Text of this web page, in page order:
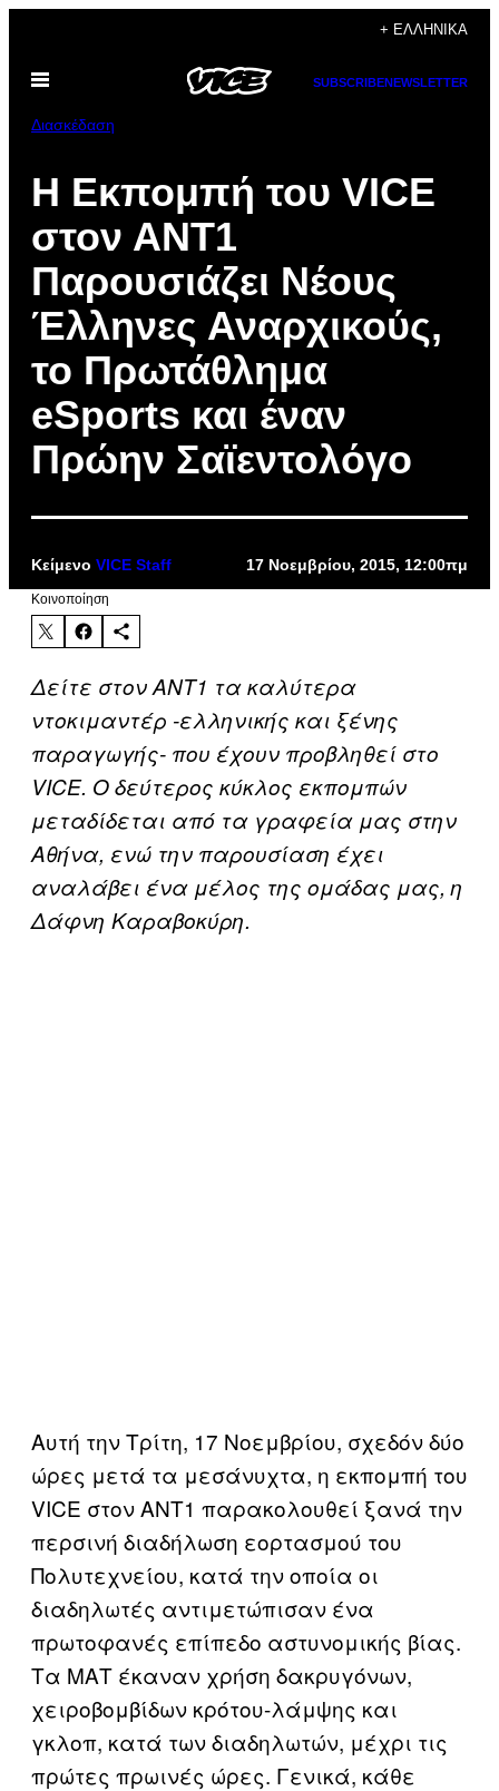
περιεχόμενο
+ ΕΛΛΗΝΙΚΆ
Ανοίξτε
SUBSCRIBENEWSLETTER
Διασκέδαση
Η Εκπομπή του VICE
στον ΑΝΤ1
Παρουσιάζει Νέους
Έλληνες Αναρχικούς,
το Πρωτάθλημα
eSports και έναν
Πρώην Σαϊεντολόγο
Κείμενο VICE Staff 17 Νοεμβρίου, 2015, 12:00πμ
Kοινοποίηση
Δείτε στον ΑΝΤ1 τα καλύτερα
ντοκιμαντέρ -ελληνικής και ξένης
παραγωγής- που έχουν προβληθεί στο
VICE. Ο δεύτερος κύκλος εκπομπών
μεταδίδεται από τα γραφεία μας στην
Αθήνα, ενώ την παρουσίαση έχει
αναλάβει ένα μέλος της ομάδας μας, η
Δάφνη Καραβοκύρη.
Αυτή την Τρίτη, 17 Noεμβρίου, σχεδόν δύο
ώρες μετά τα μεσάνυχτα, η εκπομπή του
VICE στον ΑΝΤ1 παρακολουθεί ξανά την
περσινή διαδήλωση εορτασμού του
Πολυτεχνείου, κατά την οποία οι
διαδηλωτές αντιμετώπισαν ένα
πρωτοφανές επίπεδο αστυνομικής βίας.
Τα ΜΑΤ έκαναν χρήση δακρυγόνων,
χειροβομβίδων κρότου-λάμψης και
γκλοπ, κατά των διαδηλωτών, μέχρι τις
πρώτες πρωινές ώρες. Γενικά, κάθε